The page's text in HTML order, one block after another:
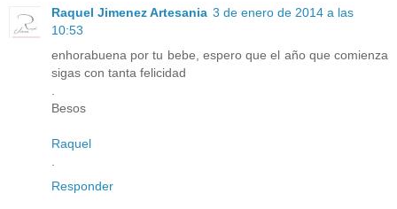
Raquel Jimenez Artesania 3 de enero de 2014 a las
10:53
enhorabuena por tu bebe, espero que el año que comienza
sigas con tanta felicidad
Besos
Raquel
Responder